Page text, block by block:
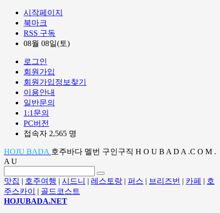
시작페이지
북마크
RSS 구독
08월 08일(토)
로그인
회원가입
회원가입정보찾기
이용안내
일반문의
1:1문의
PC버전
접속자 2,565 명
HOJU BADA 호주바다 멜번 구인구직 H O U B A D A .C O M .
A U
맛집 | 호주여행 | 시드니 | 레스토랑 | 퍼스 | 브리즈번 | 카페 | 호
주스카이
| 골드코스트
HOJUBADA.NET